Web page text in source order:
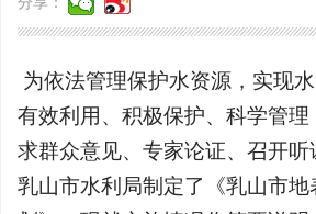
为依法管理保护水资源，实现水
有效利用、积极保护、科学管理
求群众意见、专家论证、召开听
乳山市水利局制定了《乳山市地